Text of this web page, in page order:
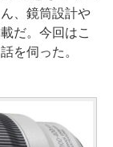
、鏡筒設計や
だ。今回はこ
を伺った。